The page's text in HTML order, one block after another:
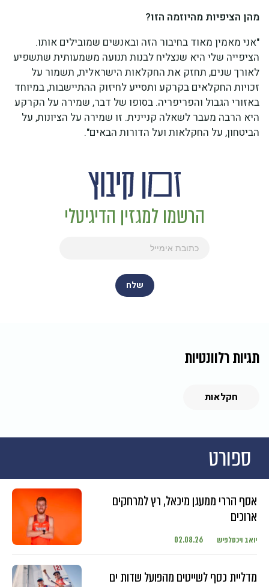
מהן הציפיות מהיוזמה הזו?
"אני מאמין מאוד בחיבור הזה ובאנשים שמובילים אותו.
הציפייה שלי היא שנצליח לבנות תנועה משמעותית שתשפיע
לאורך שנים, תחזק את החקלאות הישראלית, תשמור על
זכויות החקלאים בקרקע ותסייע לחיזוק ההתיישבות, במיוחד
באזורי הגבול והפריפריה. בסופו של דבר, שמירה על הקרקע
היא הרבה מעבר לשאלה קניינית. זו שמירה על הציונות, על
הביטחון, על החקלאות ועל הדורות הבאים".
הרשמו למגזין הדיגיטלי
תגיות רלוונטיות
חקלאות
ספורט
אסף הררי ממעגן מיכאל, רץ למרחקים
ארוכים
יואב ויכסלפיש 02.08.26
מדליית כסף לשייטים מהפועל שדות ים